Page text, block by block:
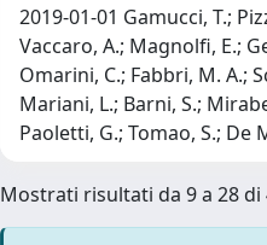
2019-01-01 Gamucci, T.;
Vaccaro, A.; Magnolfi, E.;
Omarini, C.; Fabbri, M. A.;
Mariani, L.; Barni, S.;
Paoletti, G.; Tomao, S.; De
Mostrati risultati da 9 a 28 di